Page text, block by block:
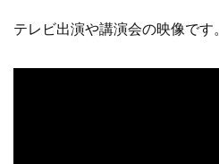
テレビ出演や講演会の映像です。